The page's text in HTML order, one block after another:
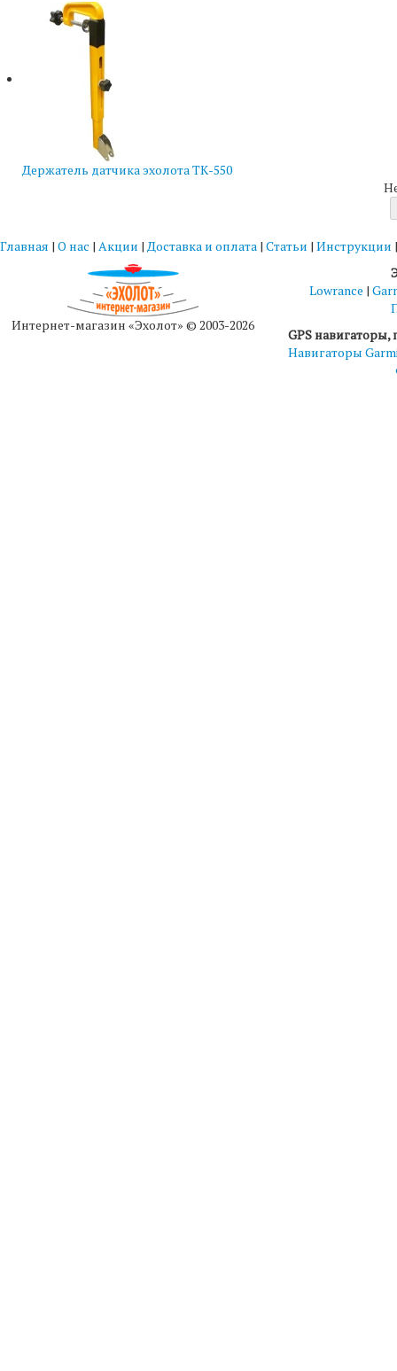
Держатель датчика эхолота ТК-550
Главная | О нас | Акции | Доставка и оплата | Статьи | Инструкции
Интернет-магазин «Эхолот» © 2003-2026
Lowrance |
GPS
Навигаторы